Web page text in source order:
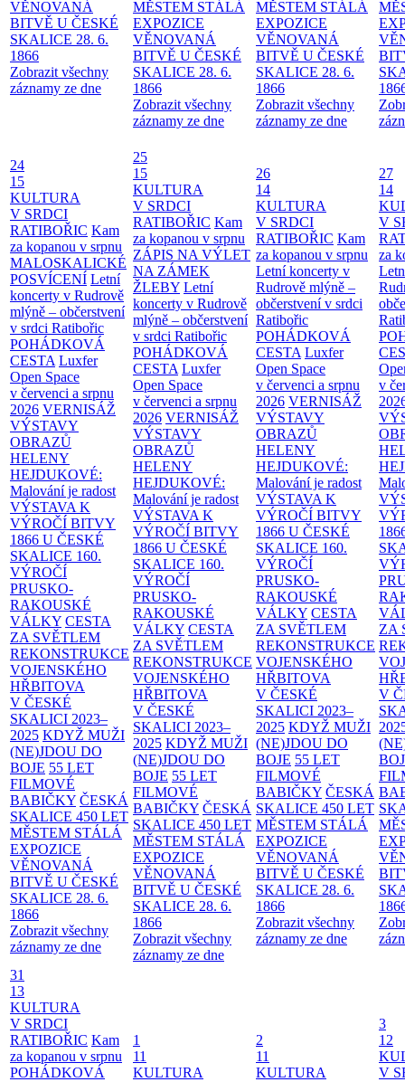
VĚNOVANÁ
BITVĚ U ČESKÉ
SKALICE 28. 6.
1866
Zobrazit všechny
záznamy ze dne
MĚSTEM STÁLÁ
EXPOZICE
VĚNOVANÁ
BITVĚ U ČESKÉ
SKALICE 28. 6.
1866
Zobrazit všechny
záznamy ze dne
MĚSTEM STÁLÁ
EXPOZICE
VĚNOVANÁ
BITVĚ U ČESKÉ
SKALICE 28. 6.
1866
Zobrazit všechny
záznamy ze dne
24
15
KULTURA
V SRDCI
RATIBOŘIC Kam
za kopanou v srpnu
MALOSKALICKÉ
POSVÍCENÍ Letní
koncerty v Rudrově
mlýně – občerstvení
v srdci Ratibořic
POHÁDKOVÁ
CESTA Luxfer
Open Space
v červenci a srpnu
2026 VERNISÁŽ
VÝSTAVY
OBRAZŮ
HELENY
HEJDUKOVÉ:
Malování je radost
VÝSTAVA K
VÝROČÍ BITVY
1866 U ČESKÉ
SKALICE 160.
VÝROČÍ
PRUSKO-
RAKOUSKÉ
VÁLKY CESTA
ZA SVĚTLEM
REKONSTRUKCE
VOJENSKÉHO
HŘBITOVA
V ČESKÉ
SKALICI 2023–
2025 KDYŽ MUŽI
(NE)JDOU DO
BOJE 55 LET
FILMOVÉ
BABIČKY ČESKÁ
SKALICE 450 LET
MĚSTEM STÁLÁ
EXPOZICE
VĚNOVANÁ
BITVĚ U ČESKÉ
SKALICE 28. 6.
1866
Zobrazit všechny
záznamy ze dne
25
15
KULTURA
V SRDCI
RATIBOŘIC Kam
za kopanou v srpnu
ZÁPIS NA VÝLET
NA ZÁMEK
ŽLEBY Letní
koncerty v Rudrově
mlýně – občerstvení
v srdci Ratibořic
POHÁDKOVÁ
CESTA Luxfer
Open Space
v červenci a srpnu
2026 VERNISÁŽ
VÝSTAVY
OBRAZŮ
HELENY
HEJDUKOVÉ:
Malování je radost
VÝSTAVA K
VÝROČÍ BITVY
1866 U ČESKÉ
SKALICE 160.
VÝROČÍ
PRUSKO-
RAKOUSKÉ
VÁLKY CESTA
ZA SVĚTLEM
REKONSTRUKCE
VOJENSKÉHO
HŘBITOVA
V ČESKÉ
SKALICI 2023–
2025 KDYŽ MUŽI
(NE)JDOU DO
BOJE 55 LET
FILMOVÉ
BABIČKY ČESKÁ
SKALICE 450 LET
MĚSTEM STÁLÁ
EXPOZICE
VĚNOVANÁ
BITVĚ U ČESKÉ
SKALICE 28. 6.
1866
Zobrazit všechny
záznamy ze dne
26
14
KULTURA
V SRDCI
RATIBOŘIC Kam
za kopanou v srpnu
Letní koncerty v
Rudrově mlýně –
občerstvení v srdci
Ratibořic
POHÁDKOVÁ
CESTA Luxfer
Open Space
v červenci a srpnu
2026 VERNISÁŽ
VÝSTAVY
OBRAZŮ
HELENY
HEJDUKOVÉ:
Malování je radost
VÝSTAVA K
VÝROČÍ BITVY
1866 U ČESKÉ
SKALICE 160.
VÝROČÍ
PRUSKO-
RAKOUSKÉ
VÁLKY CESTA
ZA SVĚTLEM
REKONSTRUKCE
VOJENSKÉHO
HŘBITOVA
V ČESKÉ
SKALICI 2023–
2025 KDYŽ MUŽI
(NE)JDOU DO
BOJE 55 LET
FILMOVÉ
BABIČKY ČESKÁ
SKALICE 450 LET
MĚSTEM STÁLÁ
EXPOZICE
VĚNOVANÁ
BITVĚ U ČESKÉ
SKALICE 28. 6.
1866
Zobrazit všechny
záznamy ze dne
27
14
V
za
v
ZA
V
31
13
KULTURA
V SRDCI
RATIBOŘIC Kam
za kopanou v srpnu
POHÁDKOVÁ
1
11
KULTURA
2
11
KULTURA
3
12
V